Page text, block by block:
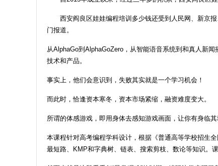
西安阎良区娃娃编程培训多少钱还受到人民网、新京
门报道。
从AlphaGo到AlphaGoZero，从智能语音系统到和真人新
技术和产品。
事实上，他们会意识到，失败其实就是一个学习机会！
而此时，恰逢资本寒冬，资本市场紧缩，融资难度变大。
所谓的体感游戏，即用身体去感知游戏画面，让你有身临
本课程针对高考编程学科设计，根据《普通高等学校招生
最短路、KMP和字典树、链表、搜索剪枝、数论等知识。